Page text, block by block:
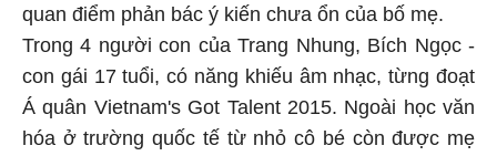
quan điểm phản bác ý kiến chưa ổn của bố mẹ.
Trong 4 người con của Trang Nhung, Bích Ngọc -
con gái 17 tuổi, có năng khiếu âm nhạc, từng đoạt
Á quân Vietnam's Got Talent 2015. Ngoài học văn
hóa ở trường quốc tế từ nhỏ cô bé còn được mẹ